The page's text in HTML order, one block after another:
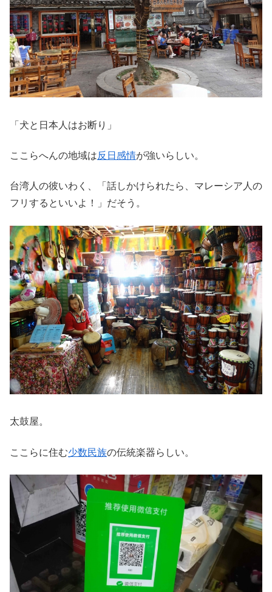
「犬と日本人はお断り」
ここらへんの地域は反日感情が強いらしい。
台湾人の彼いわく、「話しかけられたら、マレーシア人の
フリするといいよ！」だそう。
太鼓屋。
ここらに住む少数民族の伝統楽器らしい。